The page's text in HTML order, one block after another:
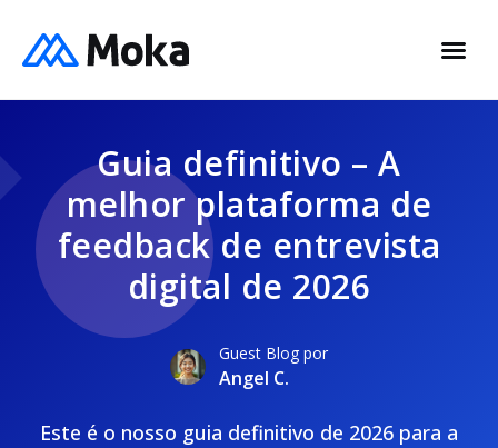
Guia definitivo – A
melhor plataforma de
feedback de entrevista
digital de 2026
Guest Blog por
Angel C.
Este é o nosso guia definitivo de 2026 para a